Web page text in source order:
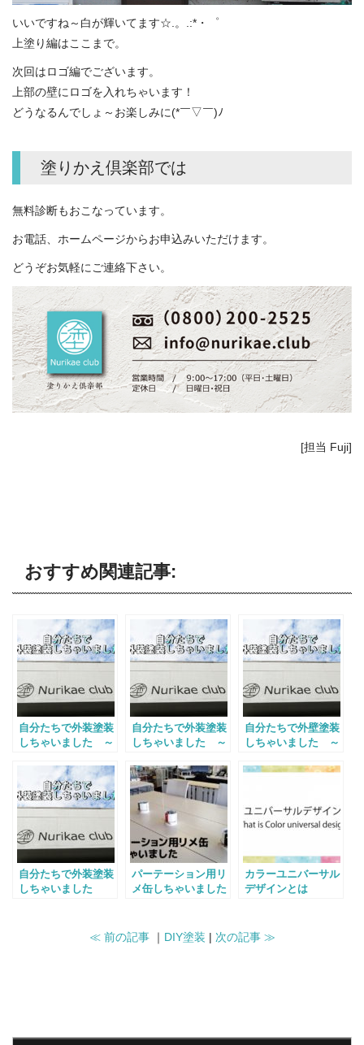
いいですね～白が輝いてます☆.。.:*・゜
上塗り編はここまで。
次回はロゴ編でございます。
上部の壁にロゴを入れちゃいます！
どうなるんでしょ～お楽しみに(*￣▽￣)ﾉ
塗りかえ倶楽部では
無料診断もおこなっています。
お電話、ホームページからお申込みいただけます。
どうぞお気軽にご連絡下さい。
[担当 Fuji]
おすすめ関連記事:
自分たちで外装塗装
しちゃいました ～
自分たちで外装塗装
しちゃいました ～
自分たちで外壁塗装
しちゃいました ～
自分たちで外装塗装
しちゃいました
パーテーション用リ
メ缶しちゃいました
カラーユニバーサル
デザインとは
≪ 前の記事｜ DIY塗装 | 次の記事 ≫